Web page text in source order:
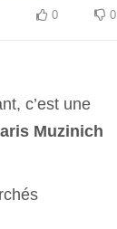
0 0
c’est une
Muzinich